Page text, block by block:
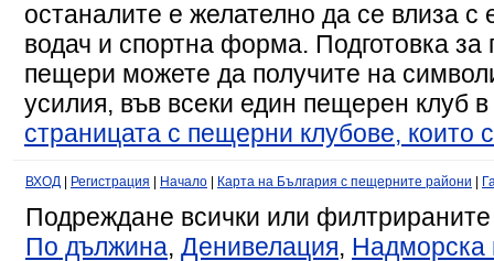
останалите е желателно да се влиза
водач и спортна форма. Подготовка за
пещери можете да получите на
усилия, във всеки един пещерен клуб
страницата с пещерни клубове, които
ВХОД Регистрация Начало Карта на България с пещерните райони
Подреждане всички или
По дължина, Денивелация, Надморска